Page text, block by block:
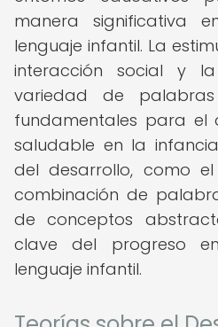
manera significativa
lenguaje infantil. La
interacción social y
variedad de
fundamentales para el
saludable en la
del desarrollo, como
combinación de
de conceptos
clave del progreso
lenguaje infantil.